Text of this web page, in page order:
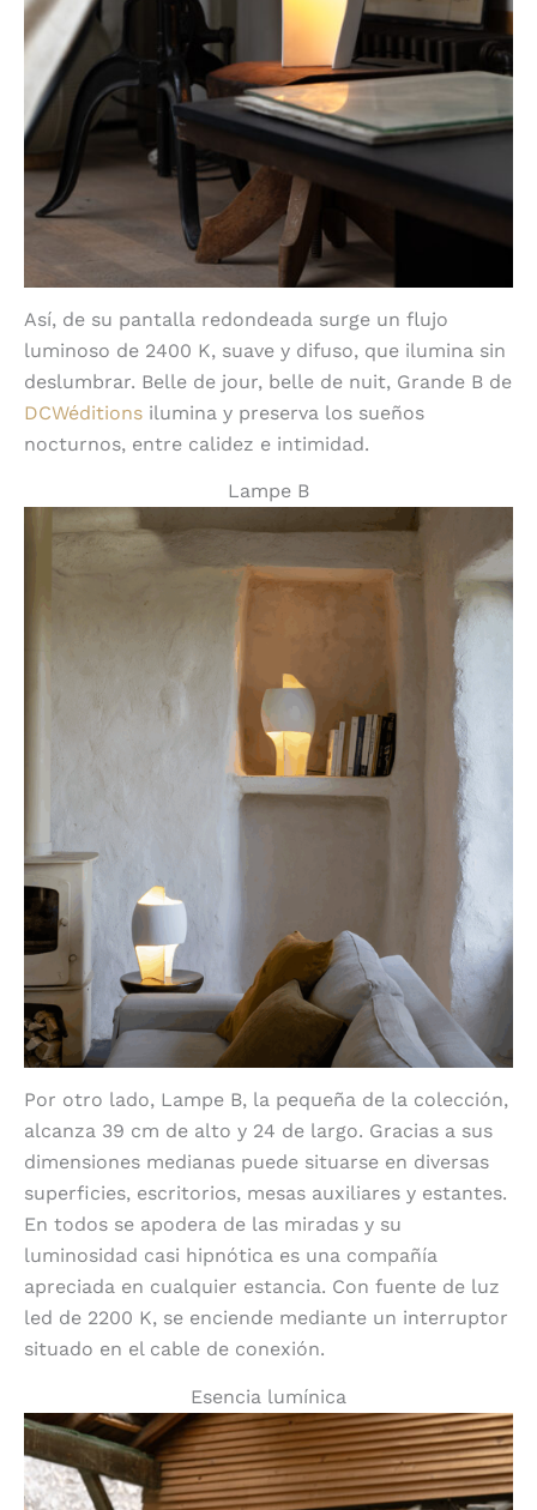
Así, de su pantalla redondeada surge un flujo
luminoso de 2400 K, suave y difuso, que ilumina sin
deslumbrar. Belle de jour, belle de nuit, Grande B de
DCWéditions ilumina y preserva los sueños
nocturnos, entre calidez e intimidad.
Lampe B
Por otro lado, Lampe B, la pequeña de la colección,
alcanza 39 cm de alto y 24 de largo. Gracias a sus
dimensiones medianas puede situarse en diversas
superficies, escritorios, mesas auxiliares y estantes.
En todos se apodera de las miradas y su
luminosidad casi hipnótica es una compañía
apreciada en cualquier estancia. Con fuente de luz
led de 2200 K, se enciende mediante un interruptor
situado en el cable de conexión.
Esencia lumínica